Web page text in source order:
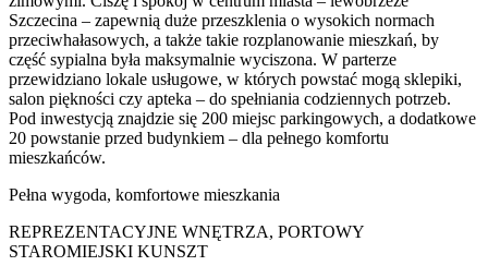
Szczecina – zapewnią duże przeszklenia o wysokich normach
przeciwhałasowych, a także takie rozplanowanie mieszkań, by
część sypialna była maksymalnie wyciszona. W parterze
przewidziano lokale usługowe, w których powstać mogą sklepiki,
salon piękności czy apteka – do spełniania codziennych potrzeb.
Pod inwestycją znajdzie się 200 miejsc parkingowych, a dodatkowe
20 powstanie przed budynkiem – dla pełnego komfortu
mieszkańców.
Pełna wygoda, komfortowe mieszkania
REPREZENTACYJNE WNĘTRZA, PORTOWY
STAROMIEJSKI KUNSZT